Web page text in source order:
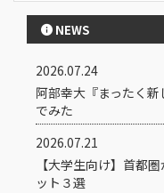
NEWS
2026.07.24
阿部幸大『まったく
でみた
2026.07.21
【大学生向け】首都
ット３選